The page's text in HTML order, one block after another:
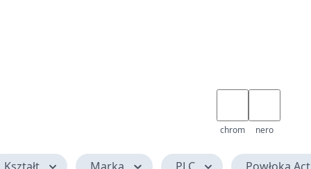
chrom nero
Kształt Marka PLC Powłoka